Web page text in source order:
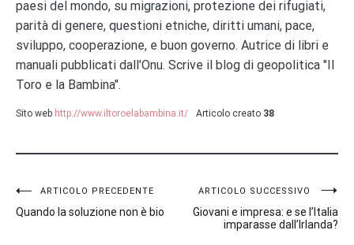
paesi del mondo, su migrazioni, protezione dei rifugiati,
parità di genere, questioni etniche, diritti umani, pace,
sviluppo, cooperazione, e buon governo. Autrice di libri e
manuali pubblicati dall'Onu. Scrive il blog di geopolitica "Il
Toro e la Bambina".
Sito web http://www.iltoroelabambina.it/ Articolo creato 38
Navigazione
articoli
ARTICOLO PRECEDENTE
Quando la soluzione non è bio
ARTICOLO SUCCESSIVO
Giovani e impresa: e se l’Italia
imparasse dall’Irlanda?